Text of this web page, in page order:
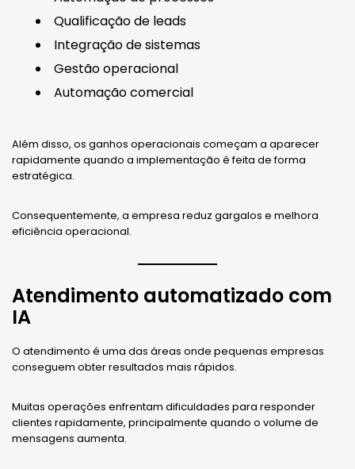
Qualificação de leads
Integração de sistemas
Gestão operacional
Automação comercial
Além disso, os ganhos operacionais começam a aparecer
rapidamente quando a implementação é feita de forma
estratégica.
Consequentemente, a empresa reduz gargalos e melhora
eficiência operacional.
Atendimento automatizado com
IA
O atendimento é uma das áreas onde pequenas empresas
conseguem obter resultados mais rápidos.
Muitas operações enfrentam dificuldades para responder
clientes rapidamente, principalmente quando o volume de
mensagens aumenta.